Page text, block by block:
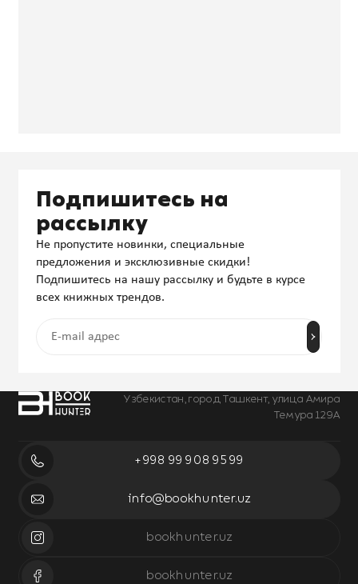
Узбекистан, город Ташкент, улица Амира
Темура 129А
+998 99 908 95 99
info@bookhunter.uz
bookhunter.uz
bookhunter.uz
Подпишитесь на
рассылку
Не пропустите новинки, специальные
предложения и эксклюзивные скидки!
Подпишитесь на нашу рассылку и будьте в курсе
всех книжных трендов.